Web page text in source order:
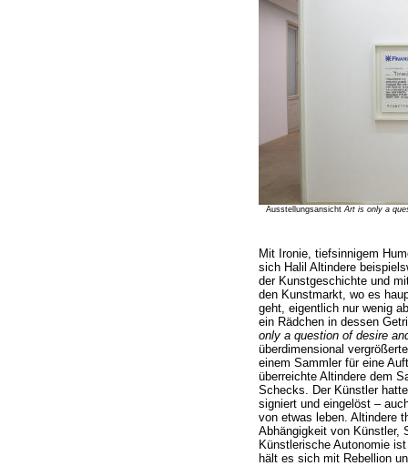
AusstellungsansichtArt is only a
Mit Ironie, tiefsinnigem
sich Halil Altindere
der Kunstgeschichte und
den Kunstmarkt, wo es
geht, eigentlich nur wenig
ein Rädchen in dessen
only a question of desire
überdimensional
einem Sammler für eine
überreichte Altindere dem
Schecks. Der Künstler
signiert und eingelöst –
von etwas leben. Altindere
Abhängigkeit von Künstler,
Künstlerische Autonomie
hält es sich mit Rebellion